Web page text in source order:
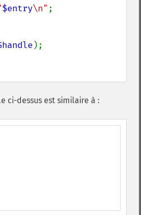
$entry\n" ;
);
ci-dessus est similaire à :